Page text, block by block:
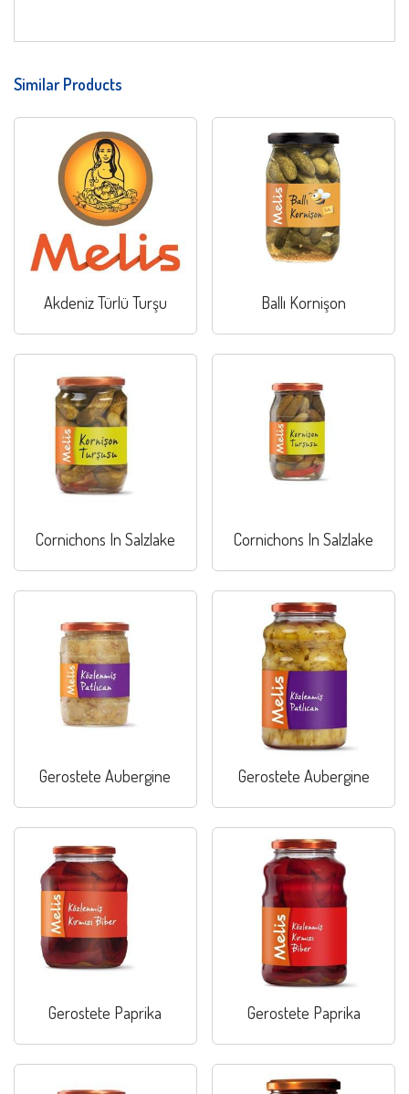
Similar Products
Akdeniz Türlü Turşu Ballı Kornişon
Cornichons In Salzlake Cornichons In Salzlake
Gerostete Aubergine Gerostete Aubergine
Gerostete Paprika Gerostete Paprika